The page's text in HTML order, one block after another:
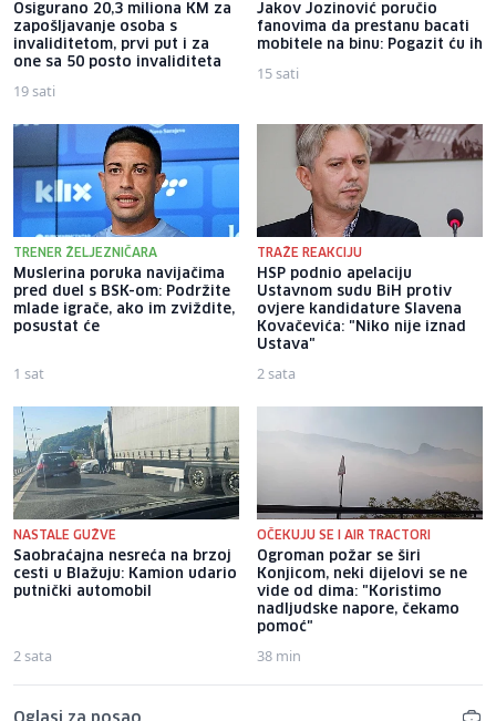
Osigurano 20,3 miliona KM za
zapošljavanje osoba s
invaliditetom, prvi put i za
one sa 50 posto invaliditeta
19 sati
Jakov Jozinović poručio
fanovima da prestanu bacati
mobitele na binu: Pogazit ću ih
15 sati
TRENER ŽELJEZNIČARA
Muslerina poruka navijačima
pred duel s BSK-om: Podržite
mlade igrače, ako im zviždite,
posustat će
1 sat
TRAŽE REAKCIJU
HSP podnio apelaciju
Ustavnom sudu BiH protiv
ovjere kandidature Slavena
Kovačevića: "Niko nije iznad
Ustava"
2 sata
NASTALE GUŽVE
Saobraćajna nesreća na brzoj
cesti u Blažuju: Kamion udario
putnički automobil
2 sata
OČEKUJU SE I AIR TRACTORI
Ogroman požar se širi
Konjicom, neki dijelovi se ne
vide od dima: "Koristimo
nadljudske napore, čekamo
pomoć"
38 min